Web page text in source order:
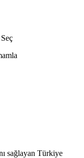
sağlayan Türkiye